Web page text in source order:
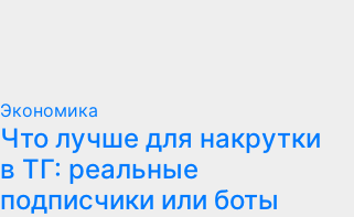
Экономика
Что лучше для накрутки
в ТГ: реальные
подписчики или боты